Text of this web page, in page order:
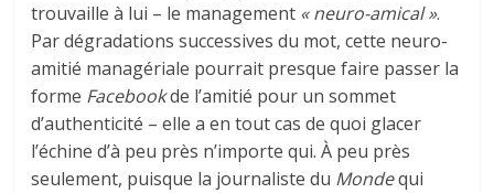
trouvaille à lui – le management « neuro-amical ».
Par dégradations successives du mot, cette neuro-
amitié managériale pourrait presque faire passer la
forme Facebookde l’amitié pour un sommet
d’authenticité – elle a en tout cas de quoi glacer
l’échine d’à peu près n’importe qui. À peu près
seulement, puisque la journaliste du Mondequi